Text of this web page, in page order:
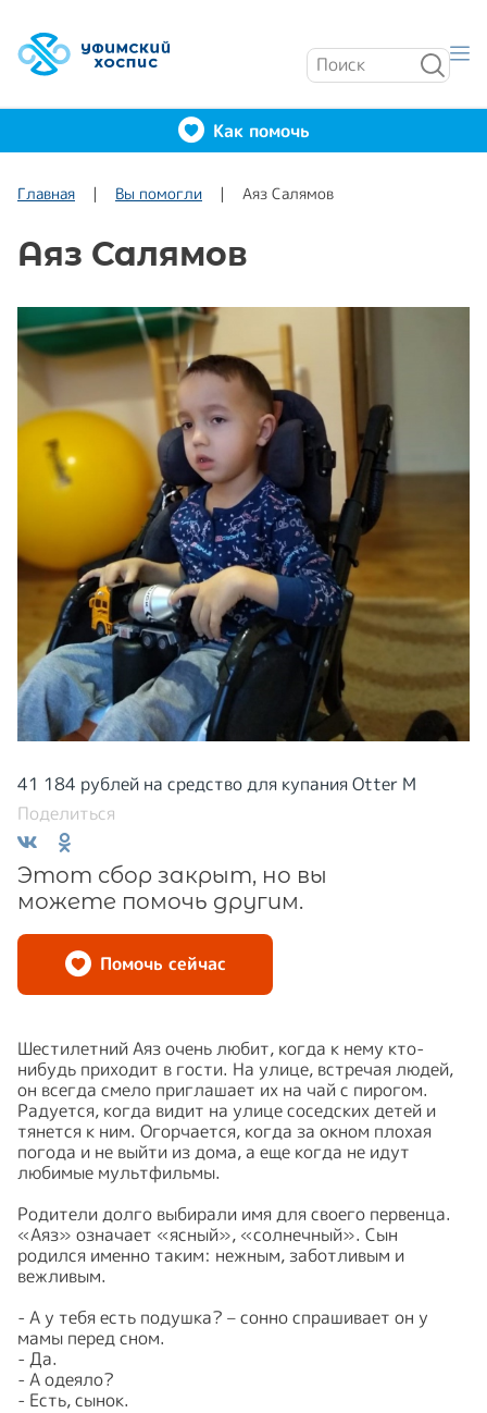
Как помочь
Главная Вы помогли Аяз Салямов
Аяз Салямов
41 184 рублей на средство для купания Otter M
Поделиться
Этот сбор закрыт, но вы
можете помочь другим.
Помочь сейчас
Шестилетний Аяз очень любит, когда к нему кто-
нибудь приходит в гости. На улице, встречая людей,
он всегда смело приглашает их на чай с пирогом.
Радуется, когда видит на улице соседских детей и
тянется к ним. Огорчается, когда за окном плохая
погода и не выйти из дома, а еще когда не идут
любимые мультфильмы.
Родители долго выбирали имя для своего первенца.
«Аяз» означает «ясный», «солнечный». Сын
родился именно таким: нежным, заботливым и
вежливым.
- А у тебя есть подушка? – сонно спрашивает он у
мамы перед сном.
- Да.
- А одеяло?
- Есть, сынок.